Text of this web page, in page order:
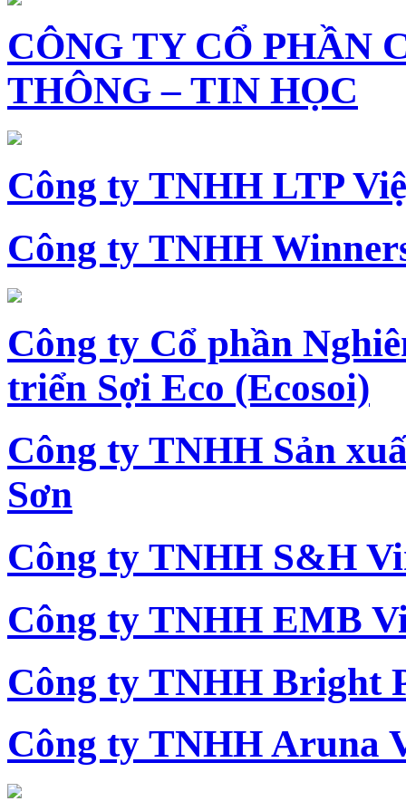
CÔNG TY CỔ PHẦN
THÔNG – TIN HỌC
Công ty TNHH LTP
Công ty TNHH
Công ty Cổ phần
triển Sợi Eco (Ecosoi)
Công ty TNHH Sản
Sơn
Công ty TNHH S&H
Công ty TNHH EMB
Công ty TNHH Bright
Công ty TNHH Aruna